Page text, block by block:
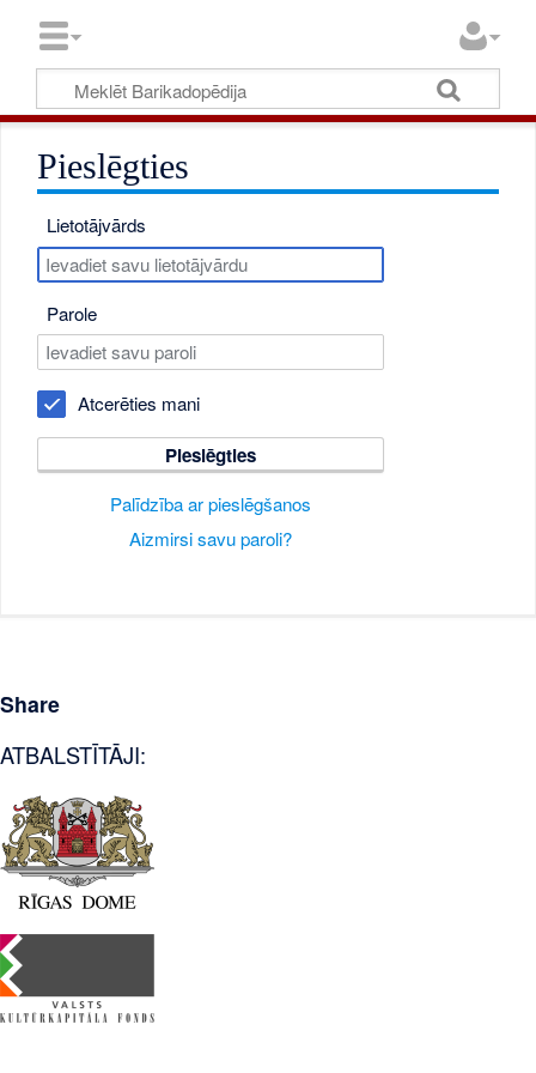
Pieslēgties
Lietotājvārds
Parole
Atcerēties mani
Pieslēgties
Palīdzība ar pieslēgšanos
Aizmirsi savu paroli?
Share
ATBALSTĪTĀJI: